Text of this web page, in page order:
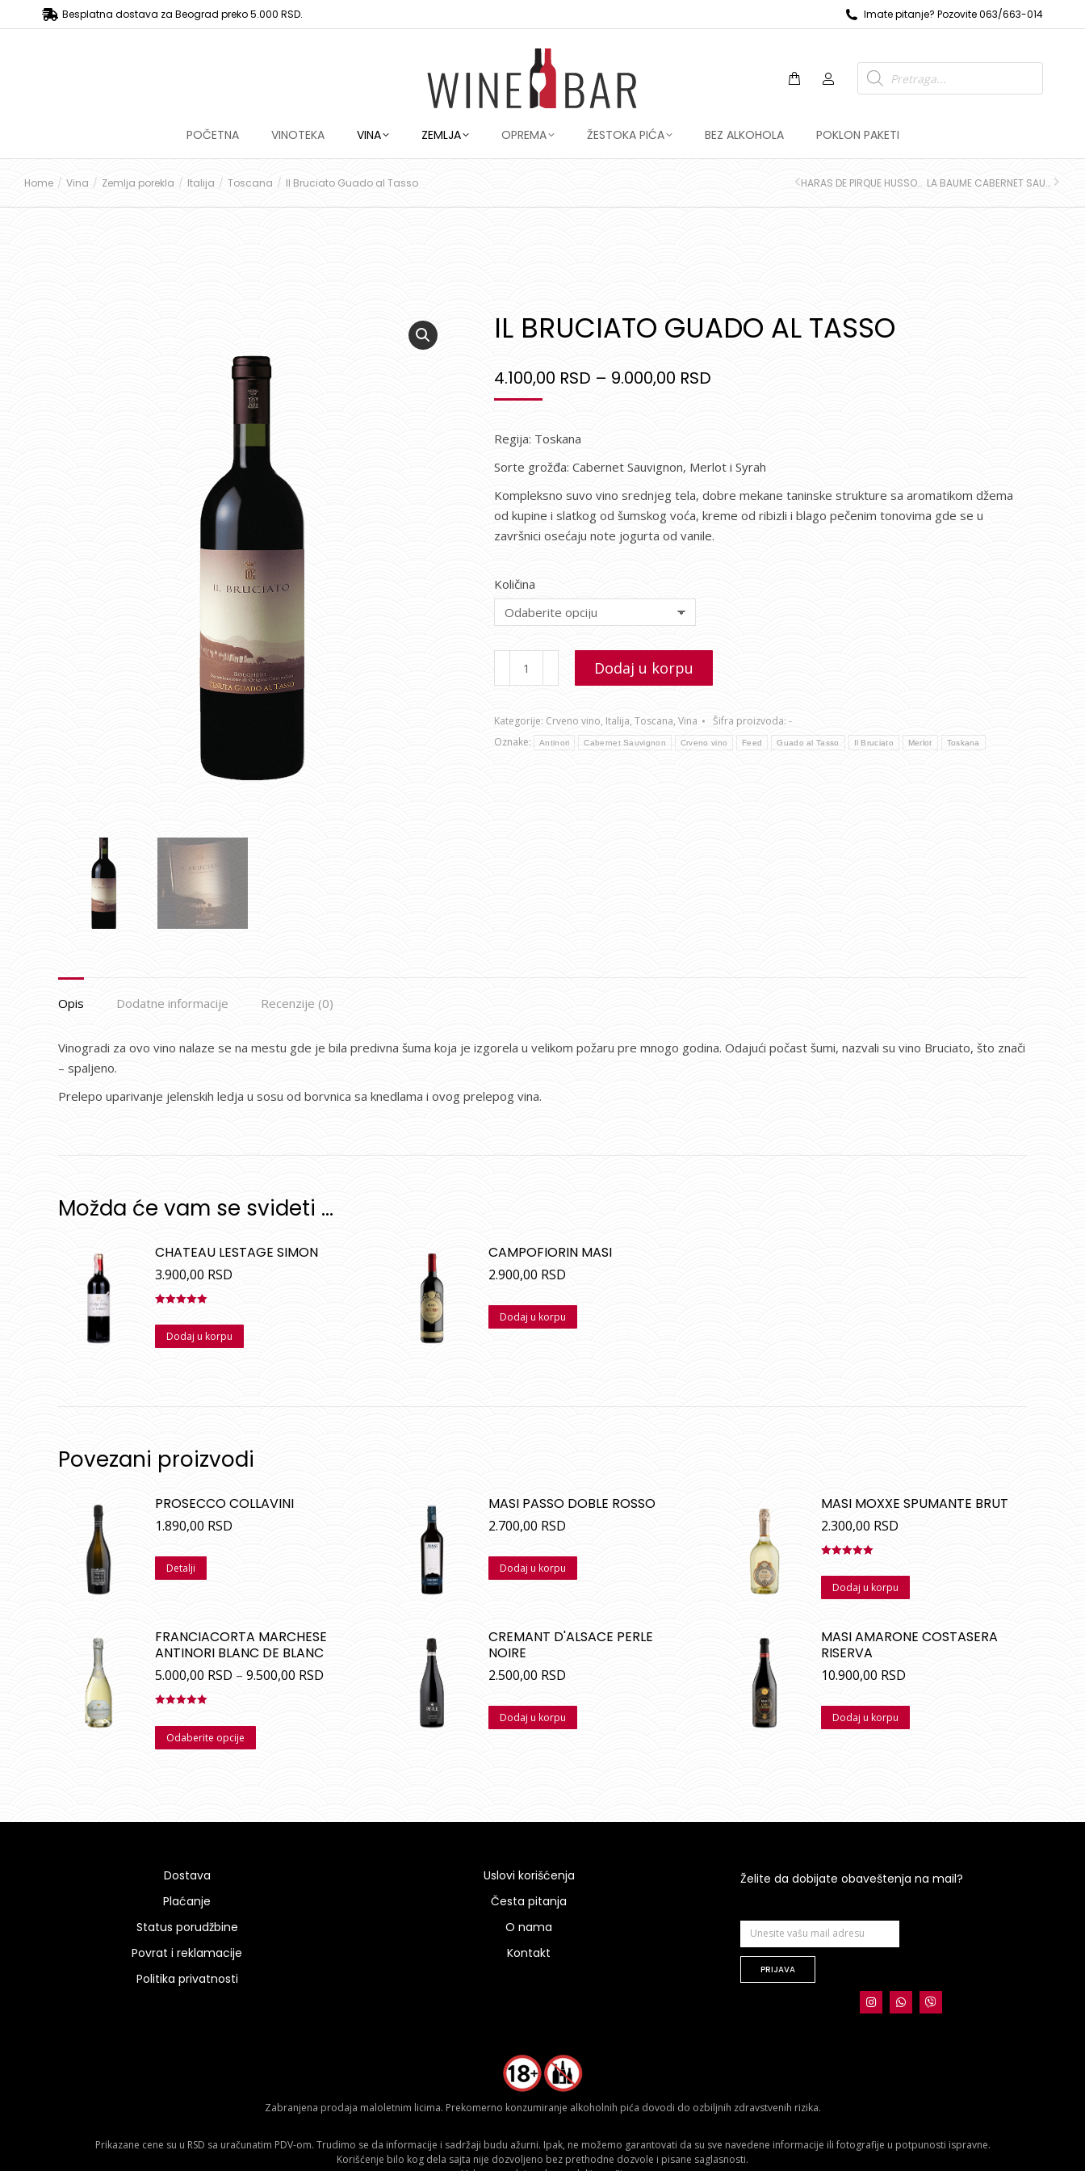
Besplatna dostava za Beograd preko 5.000 RSD. Imate pitanje? Pozovite 063/663-014
POČETNA VINOTEKA VINA ZEMLJA OPREMA ŽESTOKA PIĆA BEZ ALKOHOLA POKLON PAKETI
You are here:
Home Vina Zemlja porekla Italija Toscana Il Bruciato Guado al Tasso HARAS DE PIRQUE HUSSONET GRAND RESERVA LA BAUME CABERNET SAUVIGNON
IL BRUCIATO GUADO AL TASSO
4.100,00 RSD – 9.000,00 RSD
Regija: Toskana
Sorte grožđa: Cabernet Sauvignon, Merlot i Syrah
Kompleksno suvo vino srednjeg tela, dobre mekane taninske strukture sa aromatikom džema
od kupine i slatkog od šumskog voća, kreme od ribizli i blago pečenim tonovima gde se u
završnici osećaju note jogurta od vanile.
Količina
Dodaj u korpu
Kategorije: Crveno vino, Italija, Toscana, Vina Šifra proizvoda: -
Oznake:
Antinori Cabernet Sauvignon Crveno vino Feed Guado al Tasso Il Bruciato Merlot Toskana
Opis Dodatne informacije Recenzije (0)
Vinogradi za ovo vino nalaze se na mestu gde je bila predivna šuma koja je izgorela u velikom požaru pre mnogo godina. Odajući počast šumi, nazvali su vino Bruciato, što znači
– spaljeno.
Prelepo uparivanje jelenskih ledja u sosu od borvnica sa knedlama i ovog prelepog vina.
Možda će vam se svideti …
CHATEAU LESTAGE SIMON
3.900,00 RSD
sa5.00od
Dodaj u korpu
CAMPOFIORIN MASI
2.900,00 RSD
Dodaj u korpu
Povezani proizvodi
PROSECCO COLLAVINI
1.890,00 RSD
Detalji
MASI PASSO DOBLE ROSSO
2.700,00 RSD
Dodaj u korpu
MASI MOXXE SPUMANTE BRUT
2.300,00 RSD
sa5.00od
Dodaj u korpu
FRANCIACORTA MARCHESE
ANTINORI BLANC DE BLANC
5.000,00 RSD – 9.500,00 RSD
sa5.00od
Odaberite opcije
CREMANT D'ALSACE PERLE
NOIRE
2.500,00 RSD
Dodaj u korpu
MASI AMARONE COSTASERA
RISERVA
10.900,00 RSD
Dodaj u korpu
Dostava
Plaćanje
Status porudžbine
Povrat i reklamacije
Politika privatnosti
Uslovi korišćenja
Česta pitanja
O nama
Kontakt
Želite da dobijate obaveštenja na mail?
PRIJAVA
Zabranjena prodaja maloletnim licima. Prekomerno konzumiranje alkoholnih pića dovodi do ozbiljnih zdravstvenih rizika.
Prikazane cene su u RSD sa uračunatim PDV-om. Trudimo se da informacije i sadržaji budu ažurni. Ipak, ne možemo garantovati da su sve navedene informacije ili fotografije u potpunosti ispravne.
Korišćenje bilo kog dela sajta nije dozvoljeno bez prethodne dozvole i pisane saglasnosti.